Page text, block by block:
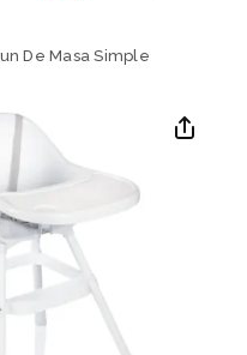
De Masa Simple